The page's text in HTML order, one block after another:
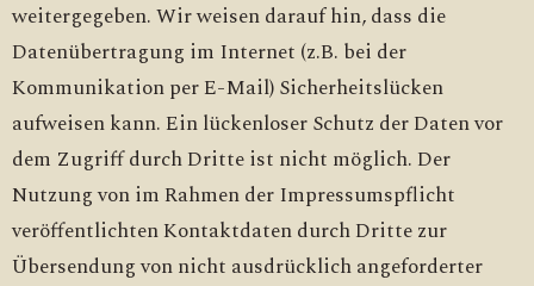
weitergegeben. Wir weisen darauf hin, dass die
Datenübertragung im Internet (z.B. bei der
Kommunikation per E-Mail) Sicherheitslücken
aufweisen kann. Ein lückenloser Schutz der Daten vor
dem Zugriff durch Dritte ist nicht möglich. Der
Nutzung von im Rahmen der Impressumspflicht
veröffentlichten Kontaktdaten durch Dritte zur
Übersendung von nicht ausdrücklich angeforderter